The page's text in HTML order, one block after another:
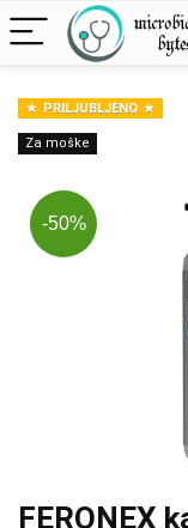
PRILJUBLJENO
Za moške
-50%
FERONEX